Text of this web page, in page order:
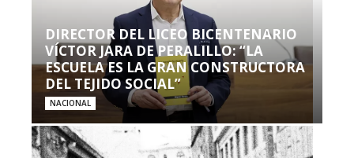
DIRECTOR DEL LICEO BICENTENARIO
VÍCTOR JARA DE PERALILLO: “LA
ESCUELA ES LA GRAN CONSTRUCTORA
DEL TEJIDO SOCIAL”
NACIONAL